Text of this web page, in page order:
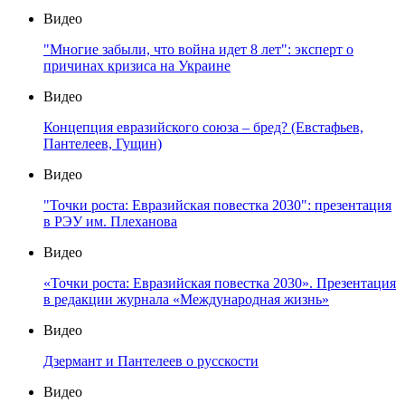
Видео
"Многие забыли, что война идет 8 лет": эксперт о
причинах кризиса на Украине
Видео
Концепция евразийского союза – бред? (Евстафьев,
Пантелеев, Гущин)
Видео
"Точки роста: Евразийская повестка 2030": презентация
в РЭУ им. Плеханова
Видео
«Точки роста: Евразийская повестка 2030». Презентация
в редакции журнала «Международная жизнь»
Видео
Дзермант и Пантелеев о русскости
Видео